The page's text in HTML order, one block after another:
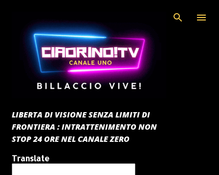
LIBERTA DI VISIONE SENZA LIMITI DI
FRONTIERA : INTRATTENIMENTO NON
STOP 24 ORE NEL CANALE ZERO
Translate